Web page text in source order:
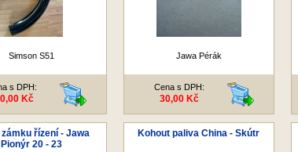
Simson S51
s DPH:
Kč
Jawa Pérák
Cena s DPH:
30,00 Kč
zámku řízení - Jawa
Pionýr 20 - 23
Kohout paliva China - Skútr